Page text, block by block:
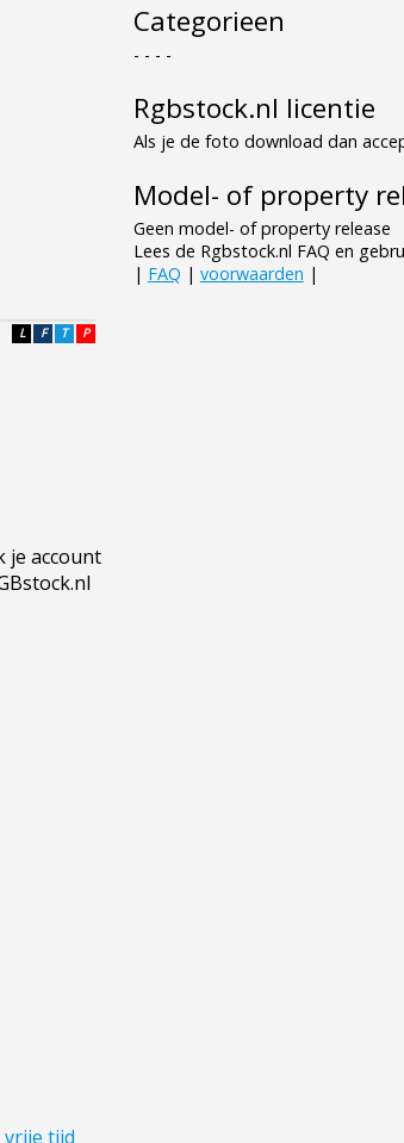
P
T
F
L
vrije tijd
Categorieen
- - - -
Rgbstock.nl licentie
Als je de foto download dan
Model- of property
Geen model- of property release
Lees de Rgbstock.nl FAQ en
| FAQ | voorwaarden |